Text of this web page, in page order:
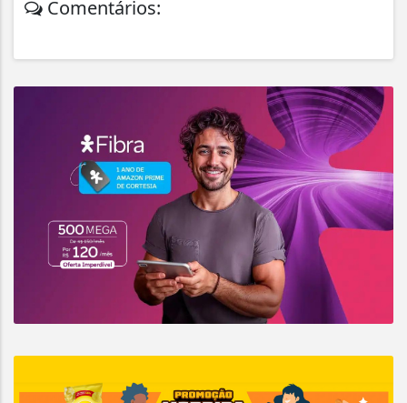
Comentários: